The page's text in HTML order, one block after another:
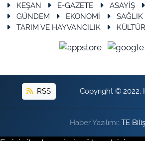
KEŞAN E-GAZETE ASAYİŞ
GÜNDEM
EKONOMİ SAĞLIK
TARIM VE HAYVANCILIK
RSS Copyright © 2022.
Haber Yazılımı: TE